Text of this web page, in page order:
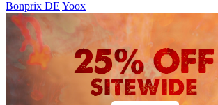
Bonprix DE Yoox